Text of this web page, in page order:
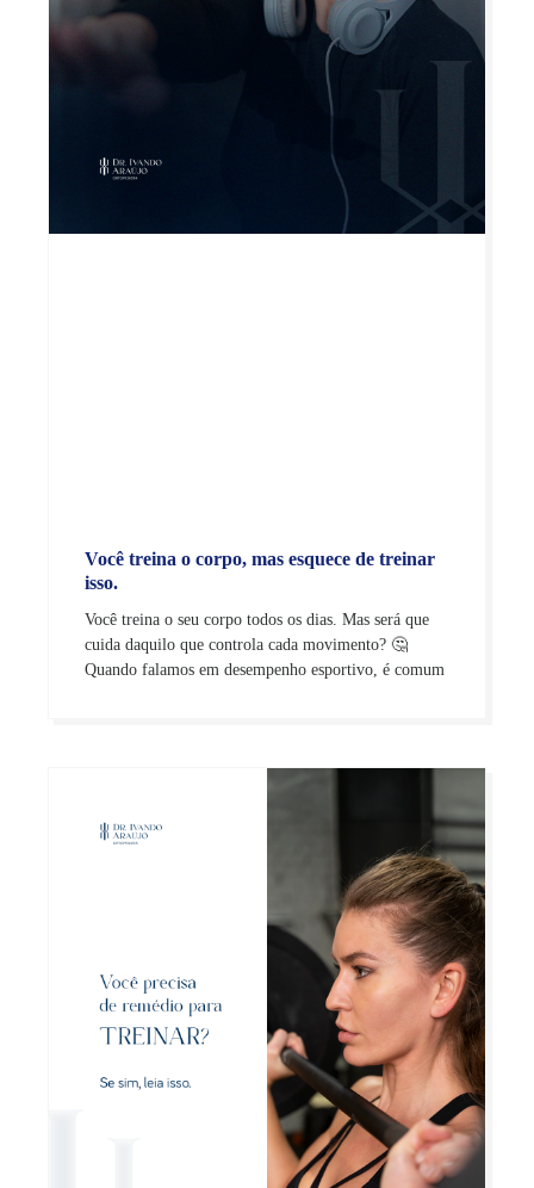
Você treina o corpo, mas esquece de treinar
isso.
Você treina o seu corpo todos os dias. Mas será que
cuida daquilo que controla cada movimento? 🤔
Quando falamos em desempenho esportivo, é comum